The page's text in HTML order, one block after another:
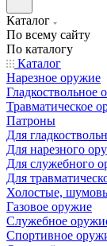
Каталог
По всему сайту
По каталогу
Каталог
Нарезное оружие
Гладкоствольное
Травматическое
Патроны
Для
Для нарезного
Для служебного
Для
Холостые,
Газовое оружие
Служебное
Спортивное